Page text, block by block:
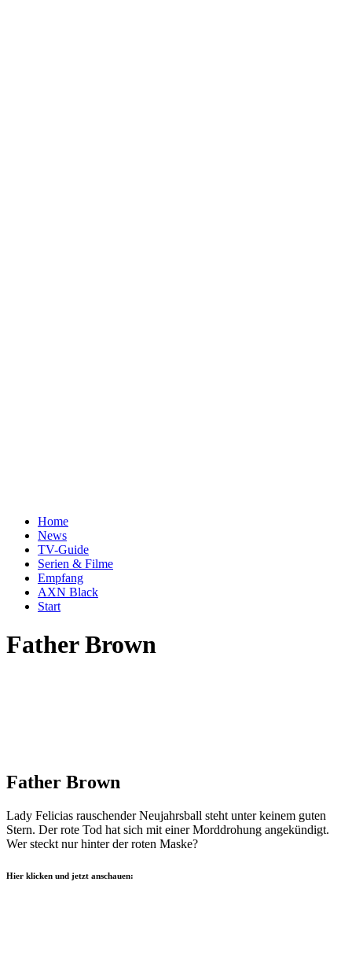
Home
News
TV-Guide
Serien & Filme
Empfang
AXN Black
Start
Father Brown
Father Brown
Lady Felicias rauschender Neujahrsball steht unter keinem guten
Stern. Der rote Tod hat sich mit einer Morddrohung angekündigt.
Wer steckt nur hinter der roten Maske?
Hier klicken und jetzt anschauen: